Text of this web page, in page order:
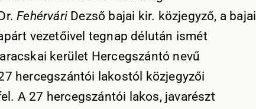
Fehérvári Dezső bajai kir. közjegyző, a bajai
vezetőivel tegnap délután ismét
kerület Hercegszántó nevű
hercegszántói lakostól közjegyzői
A 27 hercegszántói lakos, javarészt